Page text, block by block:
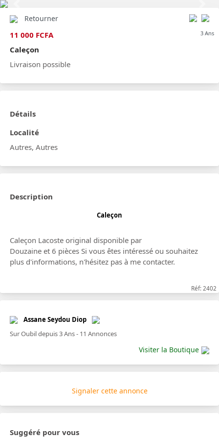
Retourner
11 000 FCFA 3 Ans
Caleçon
Livraison possible
Détails
Localité
Autres, Autres
Description
Caleçon
Caleçon Lacoste original disponible par
Douzaine et 6 pièces Si vous êtes intéressé ou souhaitez
plus d'informations, n'hésitez pas à me contacter.
Réf: 2402
Assane Seydou Diop
Sur Oubil depuis 3 Ans - 11 Annonces
Visiter la Boutique
Signaler cette annonce
Suggéré pour vous